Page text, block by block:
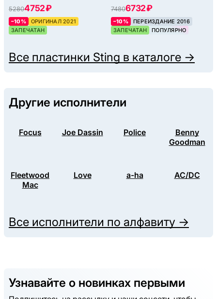
52804752 ₽
–10%
ОРИГИНАЛ 2021
ЗАПЕЧАТАН
74806732 ₽
–10%
ПЕРЕИЗДАНИЕ 2016
ЗАПЕЧАТАН
ПОПУЛЯРНО
Все пластинки Sting в каталоге →
Другие исполнители
Focus Joe Dassin Police
Benny
Goodman
Fleetwood
Mac
Love a-ha AC/DC
Все исполнители по алфавиту →
Узнавайте о новинках первыми